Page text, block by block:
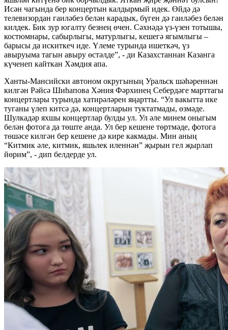
Исән чагында бер концертын калдырмый идек. Өйдә дә
телевизордан гаиләбез белән карадык, бүген дә гаиләбез белән
килдек. Бик зур югалту безнең өчен. Сәхнәдә үз-үзен тотышы,
костюмнары, сабырлыгы, матурлыгы, кешегә ягымлыгы –
барысы да искиткеч иде. Үлеме турында ишеткәч, үз
авыруыма тагын авыру өстәлде”, - ди Казахстаннан Казанга
күченеп кайткан Хәмдия апа.
Ханты-Мансийски автоном округының Уральск шәһәреннән
килгән Рәйсә Шиһапова Хәния Фәрхинең Себердәге марттагы
концертлары турында хатирәләрен яңартты. “Ул вакытта ике
туганы үлеп китсә дә, концертларын туктатмады, өзмәде.
Шулкадәр яхшы концертлар булды ул. Ул әле минем оныгым
белән фотога да төште анда. Ул бер кешене төртмәде, фотога
төшәсе килгән бер кешене дә кире какмады. Мин аның
“Китмик әле, китмик, яшьлек иленнән” җырын гел җырлап
йөрим”, - дип белдерде ул.